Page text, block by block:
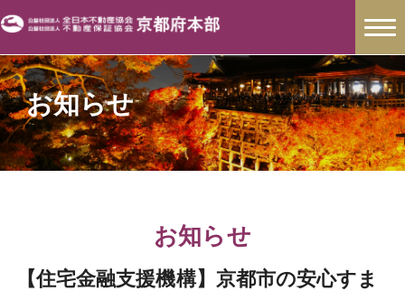
お知らせ
お知らせ
【住宅金融支援機構】京都市の安心すま